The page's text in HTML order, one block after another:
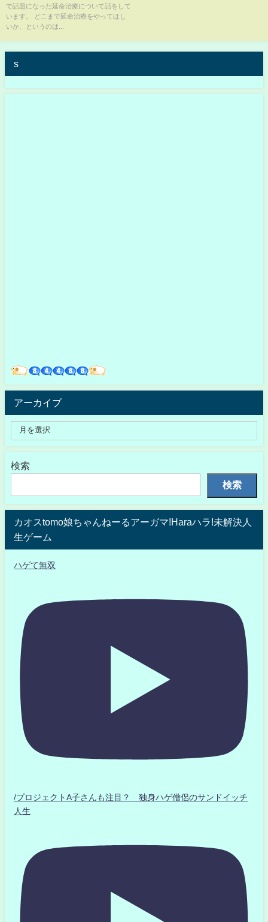
で話題になった延命治療について話をして
います。 どこまで延命治療をやってほし
いか、というのは...
s
アーカイブ
検索
検索
カオスtomo娘ちゃんねーるアーガマ!Haraハラ!未解決人
生ゲーム
ハゲて無双
/プロジェクトA子さんも注目？ 独身ハゲ僧侶のサンドイッチ
人生